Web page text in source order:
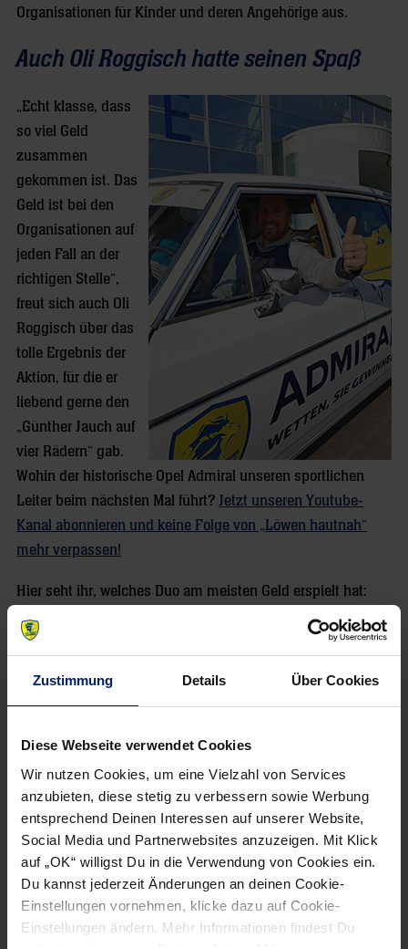
Zustimmung Details Über Cookies
Diese Webseite verwendet Cookies
Wir nutzen Cookies, um eine Vielzahl von Services
anzubieten, diese stetig zu verbessern sowie Werbung
entsprechend Deinen Interessen auf unserer Website,
Social Media und Partnerwebsites anzuzeigen. Mit Klick
auf „OK“ willigst Du in die Verwendung von Cookies ein.
Du kannst jederzeit Änderungen an deinen Cookie-
Einstellungen vornehmen, klicke dazu auf Cookie-
Einstellungen ändern. Mehr Informationen findest Du
Organisationen für Kinder und deren Angehörige aus.
Auch Oli Roggisch hatte seinen Spaß
„Echt klasse, dass
so viel Geld
zusammen
gekommen ist. Das
Geld ist bei den
Organisationen auf
jeden Fall an der
richtigen Stelle“,
freut sich auch Oli
Roggisch über das
tolle Ergebnis der
Aktion, für die er
liebend gerne den
„Günther Jauch auf
vier Rädern“ gab.
Wohin der historische Opel Admiral unseren sportlichen
Leiter beim nächsten Mal führt? Jetzt unseren Youtube-
Kanal abonnieren und keine Folge von „Löwen hautnah“
mehr verpassen!
Hier seht ihr, welches Duo am meisten Geld erspielt hat:
Löwen hautnah 9 (Teil 1): Mikael Appelgren und Laura bei
„Raten mit Roggisch“ von ADMIRAL
bei „Raten mit Roggisch“ von ADMIRAL
NEWSLETTER